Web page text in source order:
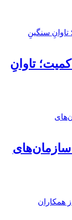
تاوانِ
سازمان‌های